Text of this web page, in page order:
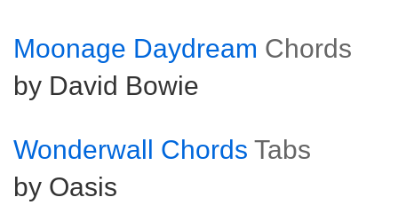
Moonage Daydream Chords
by David Bowie
Wonderwall Chords Tabs
by Oasis